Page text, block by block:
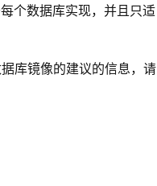
个数据库实现，并且只适
库镜像的建议的信息，请